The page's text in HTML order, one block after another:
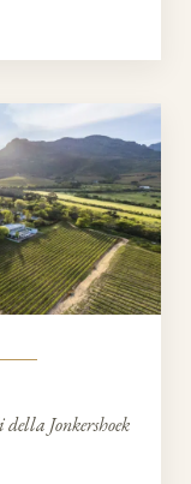
Jonkershoek